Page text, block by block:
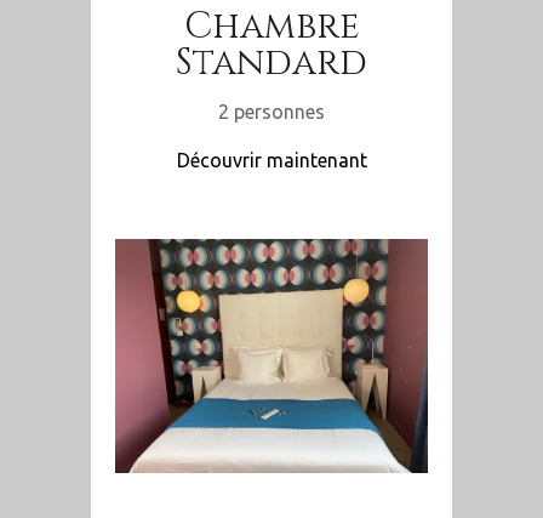
Chambre
Standard
2 personnes
Découvrir maintenant